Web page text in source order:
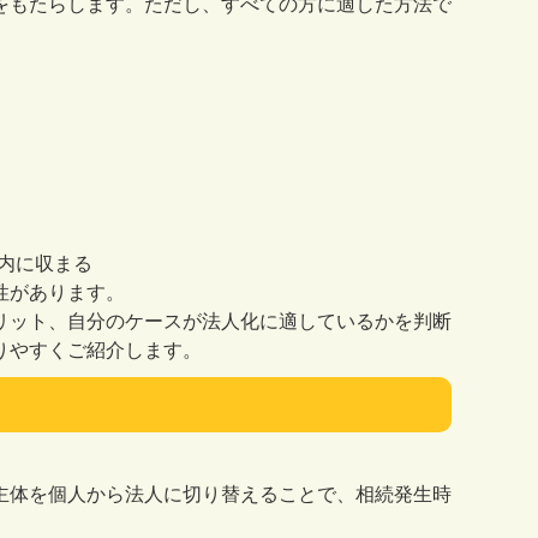
たらします。ただし、すべての方に適した方法で
に収まる
あります。
ト、自分のケースが法人化に適しているかを判断
すくご紹介します。
を個人から法人に切り替えることで、相続発生時